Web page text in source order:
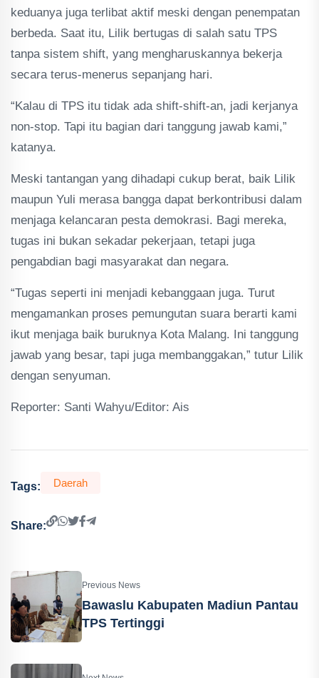
keduanya juga terlibat aktif meski dengan penempatan
berbeda. Saat itu, Lilik bertugas di salah satu TPS
tanpa sistem shift, yang mengharuskannya bekerja
secara terus-menerus sepanjang hari.
“Kalau di TPS itu tidak ada shift-shift-an, jadi kerjanya
non-stop. Tapi itu bagian dari tanggung jawab kami,”
katanya.
Meski tantangan yang dihadapi cukup berat, baik Lilik
maupun Yuli merasa bangga dapat berkontribusi dalam
menjaga kelancaran pesta demokrasi. Bagi mereka,
tugas ini bukan sekadar pekerjaan, tetapi juga
pengabdian bagi masyarakat dan negara.
“Tugas seperti ini menjadi kebanggaan juga. Turut
mengamankan proses pemungutan suara berarti kami
ikut menjaga baik buruknya Kota Malang. Ini tanggung
jawab yang besar, tapi juga membanggakan,” tutur Lilik
dengan senyuman.
Reporter: Santi Wahyu/Editor: Ais
Tags: Daerah
Share:
Previous News
Bawaslu Kabupaten Madiun Pantau
TPS Tertinggi